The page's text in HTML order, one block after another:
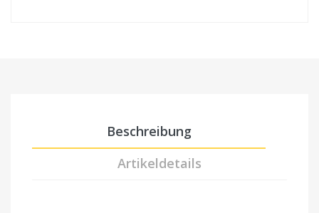
Beschreibung
Artikeldetails